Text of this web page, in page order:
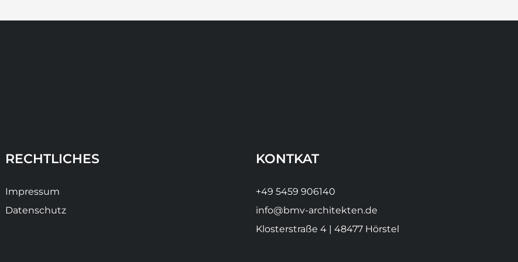
RECHTLICHES
Impressum
Datenschutz
KONTKAT
+49 5459 906140
info@bmv-architekten.de
Klosterstraße 4 | 48477 Hörstel